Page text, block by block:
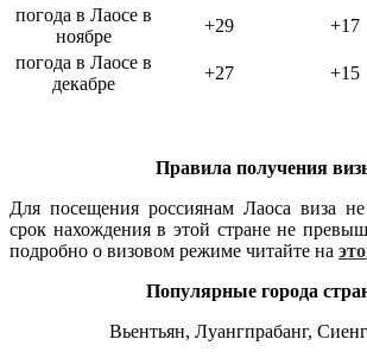
погода в Лаосе в
ноябре
+29
+17
погода в Лаосе в
декабре
+27 +15
Правила получения
Для посещения россиянам Лаоса виза не
срок нахождения в этой стране не
подробно о визовом режиме читайте на
Популярные города
Вьентьян, Луангпрабанг,